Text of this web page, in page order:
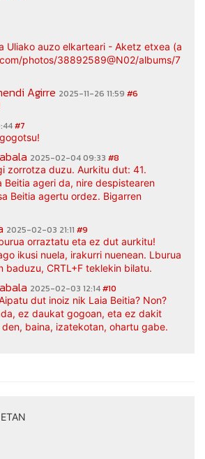
Uliako auzo elkarteari - Aketz etxea
photos/38892589@N02/albums/
Agirre 2025-11-26 11:59 #6
#7
2025-02-04 09:33 #8
zorrotza duzu. Aurkitu dut: 41.
Beitia ageri da, nire despistearen
Beitia agertu ordez. Bigarren
2025-02-03 21:11 #9
orraztatu eta ez dut aurkitu!
ikusi nuela, irakurri nuenean. Lburua
baduzu, CRTL+F teklekin bilatu.
2025-02-03 12:14#10
dut inoiz nik Laia Beitia? Non?
ez daukat gogoan, eta ez dakit
baina, izatekotan, ohartu gabe.